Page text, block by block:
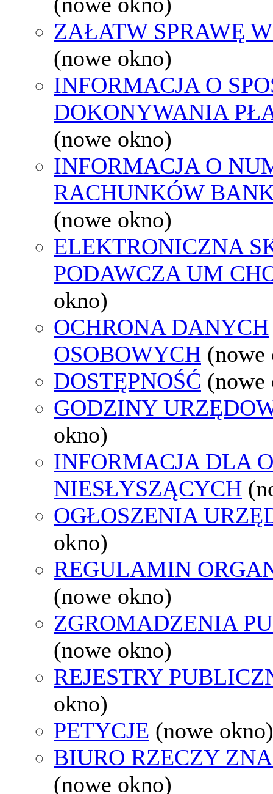
ZAŁATW SPRAWĘ
(nowe okno)
INFORMACJA O
DOKONYWANIA
(nowe okno)
INFORMACJA O
RACHUNKÓW
(nowe okno)
ELEKTRONICZNA
PODAWCZA UM
okno)
OCHRONA DANYCH
OSOBOWYCH (nowe
DOSTĘPNOŚĆ (nowe
GODZINY
okno)
INFORMACJA DLA
NIESŁYSZĄCYCH
OGŁOSZENIA
okno)
REGULAMIN
(nowe okno)
ZGROMADZENIA
(nowe okno)
REJESTRY
okno)
PETYCJE (nowe okno)
BIURO RZECZY
(nowe okno)